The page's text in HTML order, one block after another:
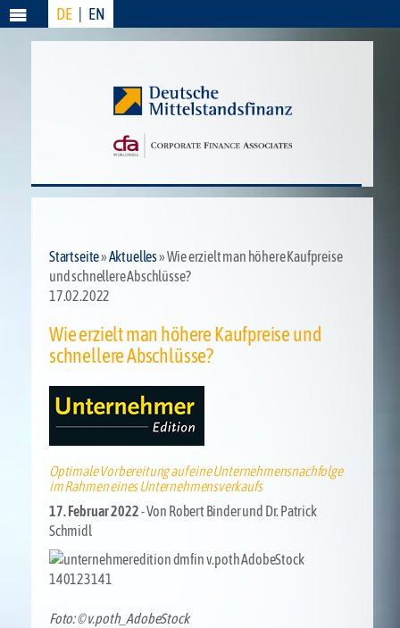
DE EN
Menü
Startseite»Aktuelles» Wie erzielt man höhere Kaufpreise
und schnellere Abschlüsse?
17.02.2022
Wie erzielt man höhere Kaufpreise und
schnellere Abschlüsse?
Optimale Vorbereitung auf eine Unternehmensnachfolge
im Rahmen eines Unternehmensverkaufs
17. Februar 2022- Von Robert Binder und Dr. Patrick
Schmidl
Foto: © v.poth_AdobeStock